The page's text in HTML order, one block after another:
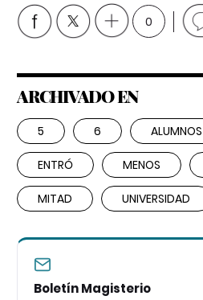
0
ARCHIVADO EN
5 6 ALUMNOS
ENTRÓ MENOS
MITAD UNIVERSIDAD
Boletín Magisterio